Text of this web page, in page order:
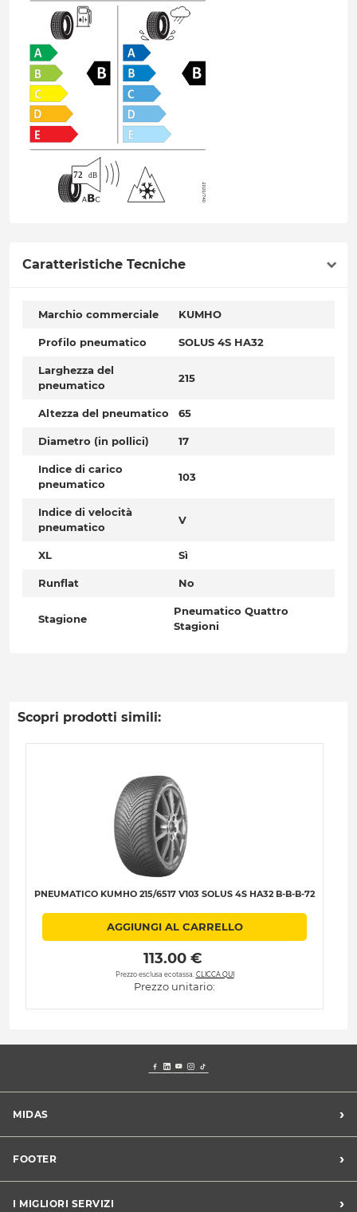
Caratteristiche Tecniche
Marchio commerciale KUMHO
Profilo pneumatico SOLUS 4S HA32
Larghezza del
pneumatico
215
Altezza del pneumatico 65
Diametro (in pollici) 17
Indice di carico
pneumatico
103
Indice di velocità
pneumatico
V
XL Sì
Runflat No
Stagione
Pneumatico Quattro
Stagioni
Scopri prodotti simili:
PNEUMATICO KUMHO 215/6517 V103 SOLUS 4S HA32 B-B-B-72
AGGIUNGI AL CARRELLO
113.00 €
Prezzo esclusa ecotassa. CLICCA QUI
Prezzo unitario:
MIDAS ›
Blog dell'automobilista
Lavora con noi
Chi siamo
FOOTER ›
Apri un centro in franchising
I MIGLIORI SERVIZI ›